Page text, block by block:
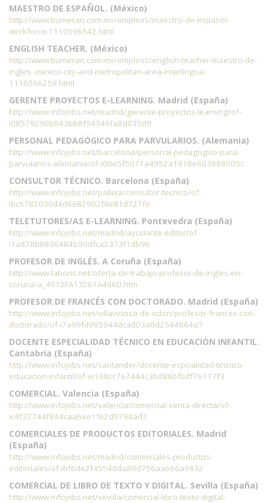
MAESTRO DE ESPAÑOL. (México)
http://www.bumeran.com.mx/empleos/maestro-de-espanol-
workforce-1110596542.html
ENGLISH TEACHER. (México)
http://www.bumeran.com.mx/empleos/english-teacher-maestro-de-
ingles.-mexico-city-and-metropolitan-area-interlingua-
1110596259.html
GERENTE PROYECTOS E-LEARNING. Madrid (España)
http://www.infojobs.net/madrid/gerente-proyectos-learning/of-
i08579290b043bb8f94346fa8d035d9
PERSONAL PEDAGÓGICO PARA PARVULARIOS. (Alemania)
http://www.infojobs.net/barcelona/personal-pedagogico-para-
parvularios-alemania/of-i00e5f5071a4952a1918e603888005c
CONSULTOR TÉCNICO. Barcelona (España)
http://www.infojobs.net/palleja/consultor-tecnico/of-
ibc6782030d4d6e82902f4e81d727fe
TELETUTORES/AS E-LEARNING. Pontevedra (España)
http://www.infojobs.net/madrid/ayudante-editor/of-
i1a878b8836484b90dfca2373f1db9b
PROFESOR DE INGLÉS. A Coruña (España)
http://www.laboris.net/oferta-de-trabajo-profesor-de-ingles-en-
coruna-a_4012FA13261A496D.htm
PROFESOR DE FRANCÉS CON DOCTORADO. Madrid (España)
http://www.infojobs.net/villaviciosa-de-odon/profesor-frances-con-
doctorado/of-i7a99fd965944dcad03a0d2544864a7
DOCENTE ESPECIALIDAD TÉCNICO EN EDUCACIÓN INFANTIL.
Cantabria (España)
http://www.infojobs.net/santander/docente-espcialidad-tecnico-
educacion-infantil/of-ie108cc767444c3bd86bfbdf76117f3
COMERCIAL. Valencia (España)
http://www.infojobs.net/valencia/comercial-venta-directa/of-
ic4f37744f844caa6ee1f62d9794ad7
COMERCIALES DE PRODUCTOS EDITORIALES. Madrid
(España)
http://www.infojobs.net/madrid/comerciales-productos-
editoriales/of-ibf6de2f45540da80d756aa666a9832
COMERCIAL DE LIBRO DE TEXTO Y DIGITAL. Sevilla (España)
http://www.infojobs.net/sevilla/comercial-libro-texto-digital-